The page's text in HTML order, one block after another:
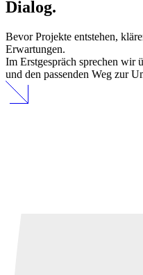
Dialog.
Bevor Projekte entstehen,
Erwartungen.
Im Erstgespräch sprechen wir
und den passenden Weg zur